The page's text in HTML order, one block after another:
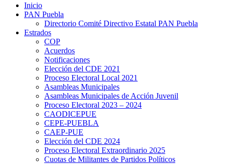
Inicio
PAN Puebla
Directorio Comité Directivo Estatal PAN Puebla
Estrados
COP
Acuerdos
Notificaciones
Elección del CDE 2021
Proceso Electoral Local 2021
Asambleas Municipales
Asambleas Municipales de Acción Juvenil
Proceso Electoral 2023 – 2024
CAODICEPUE
CEPE-PUEBLA
CAEP-PUE
Elección del CDE 2024
Proceso Electoral Extraordinario 2025
Cuotas de Militantes de Partidos Políticos